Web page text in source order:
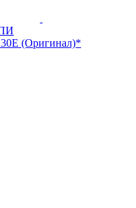
(Оригинал)*